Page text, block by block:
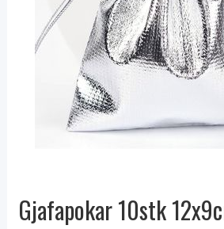
Gjafapokar 10stk